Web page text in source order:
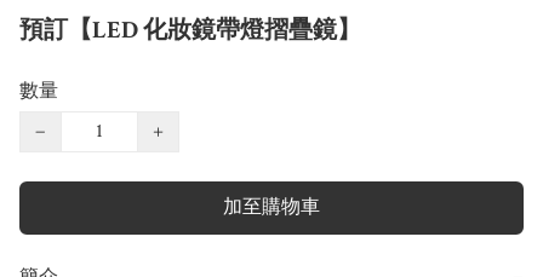
預訂【LED 化妝鏡帶燈摺疊鏡】
數量
−
+
加至購物車